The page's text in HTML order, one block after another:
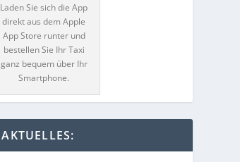
Laden Sie sich die App
direkt aus dem Apple
App Store runter und
bestellen Sie Ihr Taxi
ganz bequem über Ihr
Smartphone.
AKTUELLES: